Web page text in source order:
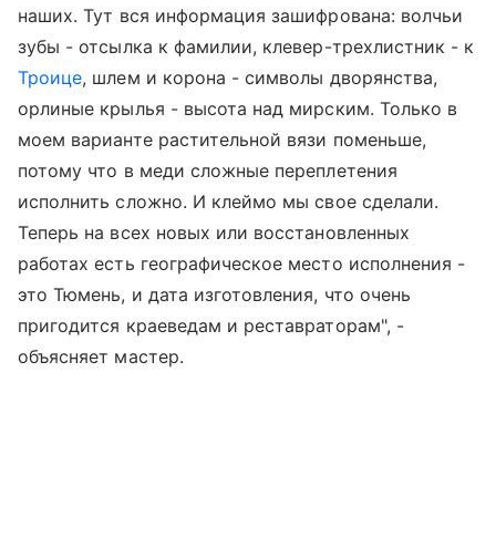
наших. Тут вся информация зашифрована: волчьи
зубы - отсылка к фамилии, клевер-трехлистник - к
Троице, шлем и корона - символы дворянства,
орлиные крылья - высота над мирским. Только в
моем варианте растительной вязи поменьше,
потому что в меди сложные переплетения
исполнить сложно. И клеймо мы свое сделали.
Теперь на всех новых или восстановленных
работах есть географическое место исполнения -
это Тюмень, и дата изготовления, что очень
пригодится краеведам и реставраторам", -
объясняет мастер.